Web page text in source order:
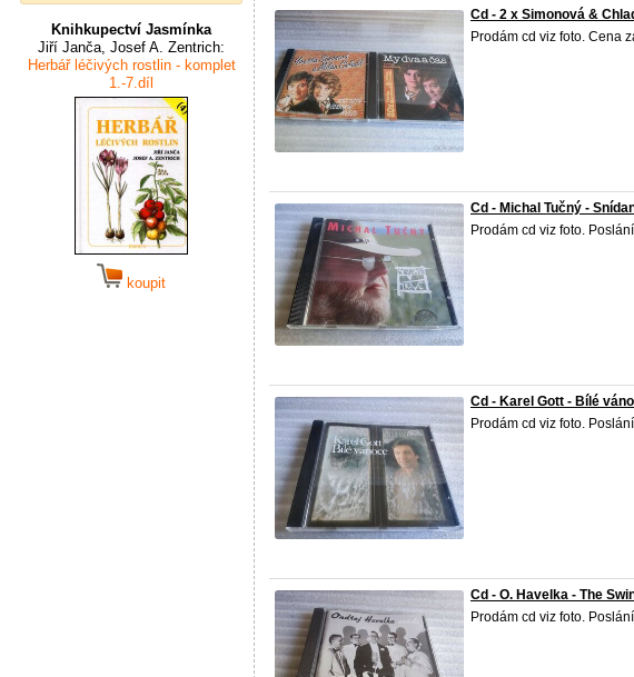
Knihkupectví Jasmínka
Jiří Janča, Josef A. Zentrich:
Herbář léčivých rostlin - komplet
1.-7.díl
koupit
Cd - 2 x Simonová &
Prodám cd viz foto. Cena
Cd - Michal Tučný -
Prodám cd viz foto.
Cd - Karel Gott - Bílé
Prodám cd viz foto.
Cd - O. Havelka - The
Prodám cd viz foto.